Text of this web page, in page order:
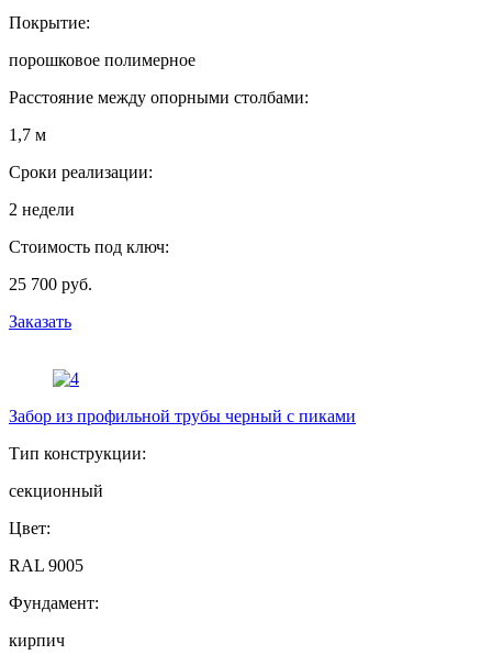
Покрытие:
порошковое полимерное
Расстояние между опорными столбами:
1,7 м
Сроки реализации:
2 недели
Стоимость под ключ:
25 700 руб.
Заказать
Забор из профильной трубы черный с пиками
Тип конструкции:
секционный
Цвет:
RAL 9005
Фундамент:
кирпич